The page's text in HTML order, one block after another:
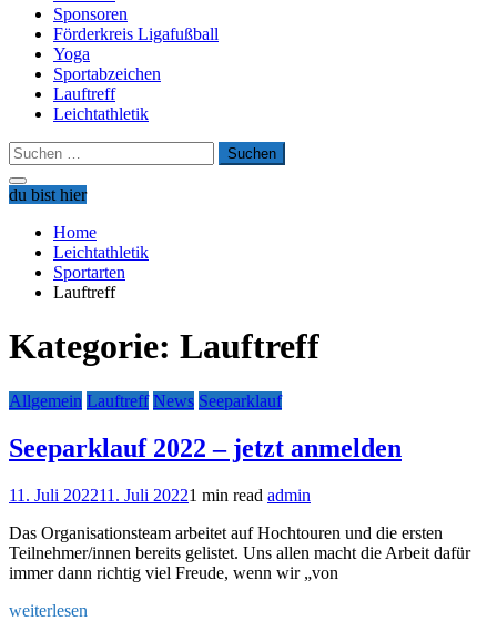
Sponsoren
Förderkreis Ligafußball
Yoga
Sportabzeichen
Lauftreff
Leichtathletik
Suchen
nach:
du bist hier
Home
Leichtathletik
Sportarten
Lauftreff
Kategorie: Lauftreff
Allgemein Lauftreff News Seeparklauf
Seeparklauf 2022 – jetzt anmelden
11. Juli 202211. Juli 20221 min read admin
Das Organisationsteam arbeitet auf Hochtouren und die ersten
Teilnehmer/innen bereits gelistet. Uns allen macht die Arbeit dafür
immer dann richtig viel Freude, wenn wir „von
weiterlesen